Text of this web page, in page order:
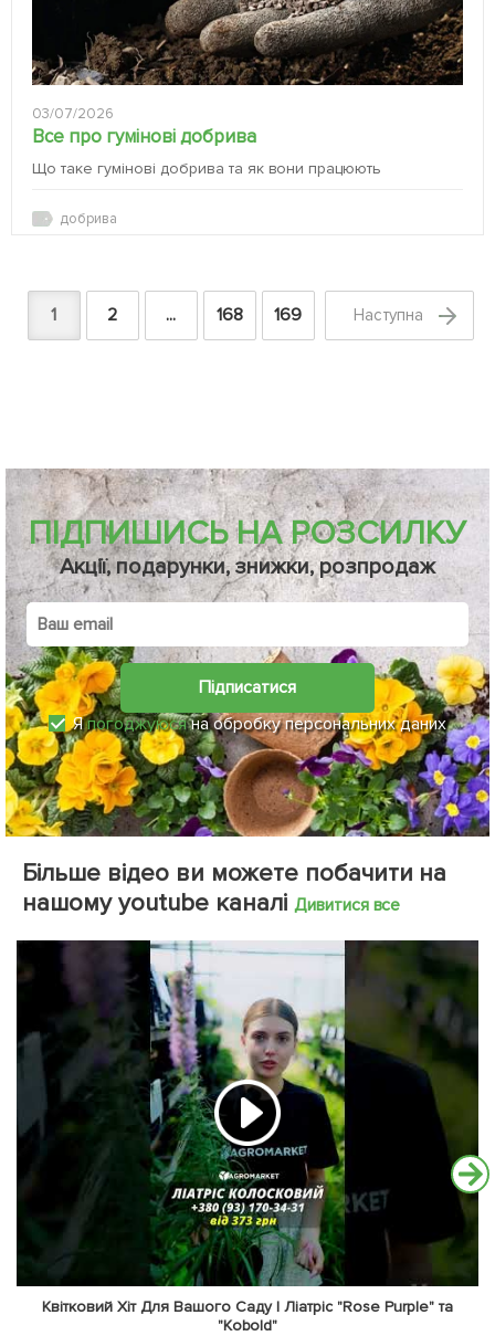
03/07/2026
Все про гумінові добрива
Що таке гумінові добрива та як вони працюють
добрива
1 2 ... 168 169 Наступна
ПІДПИШИСЬ НА РОЗСИЛКУ
Акції, подарунки, знижки, розпродаж
Підписатися
Япогоджуюсяна обробку персональних даних
Більше відео ви можете побачити на
нашому youtube каналі Дивитися все
Квітковий Хіт Для Вашого Саду | Ліатріс "Rose Purple" та
"Kobold"